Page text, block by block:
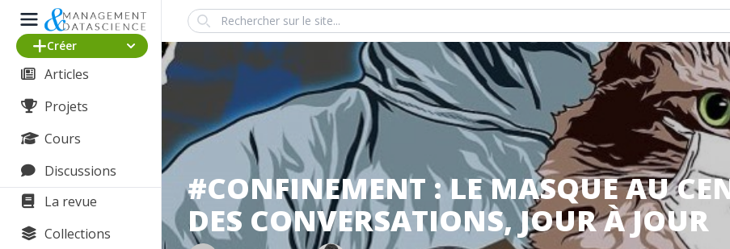
Créer
Articles
Projets
Cours
Discussions
La revue
Collections
Search
#CONFINEMENT : LE MASQUE AU
DES CONVERSATIONS, JOUR À JOUR